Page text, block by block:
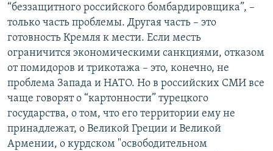
“беззащитного российского бомбардировщика”, –
только часть проблемы. Другая часть – это
готовность Кремля к мести. Если месть
ограничится экономическими санкциями, отказом
от помидоров и трикотажа – это, конечно, не
проблема Запада и НАТО. Но в российских СМИ все
чаще говорят о “картонности” турецкого
государства, о том, что его территории ему не
принадлежат, о Великой Греции и Великой
Армении, о курдском "освободительном